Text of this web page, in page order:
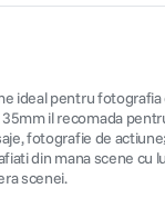
ideal pentru fotografia
il recomada
fotografie de
din mana scene cu
scenei.